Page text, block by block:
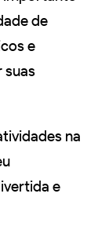
de
e
suas
na
e